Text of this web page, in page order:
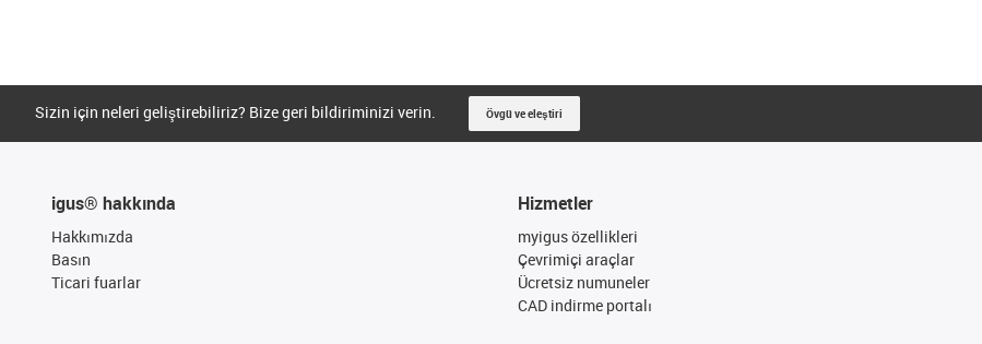
Sizin için neleri geliştirebiliriz? Bize geri bildiriminizi verin. Övgü ve eleştiri
igus® hakkında
Hakkımızda
Basın
Ticari fuarlar
Hizmetler
myigus özellikleri
Çevrimiçi araçlar
Ücretsiz numuneler
CAD indirme portalı